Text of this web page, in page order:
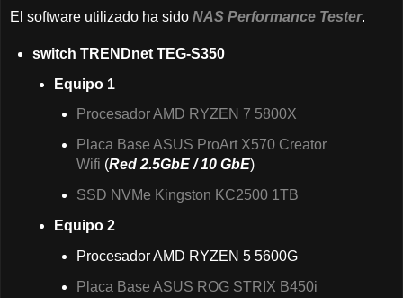
El software utilizado ha sido NAS Performance Tester.
switch TRENDnet TEG-S350
Equipo 1
Procesador AMD RYZEN 7 5800X
Placa Base ASUS ProArt X570 Creator
Wifi (Red 2.5GbE / 10 GbE)
SSD NVMe Kingston KC2500 1TB
Equipo 2
Procesador AMD RYZEN 5 5600G
Placa Base ASUS ROG STRIX B450i